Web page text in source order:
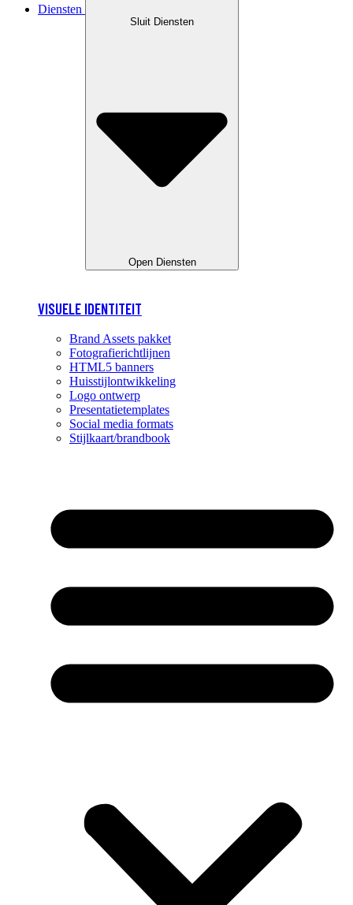
Diensten
Sluit Diensten
Open Diensten
VISUELE IDENTITEIT
Brand Assets pakket
Fotografierichtlijnen
HTML5 banners
Huisstijlontwikkeling
Logo ontwerp
Presentatietemplates
Social media formats
Stijlkaart/brandbook